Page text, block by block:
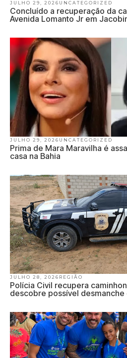
JULHO 29, 2026 UNCATEGORIZED
Concluído a recuperação da
Avenida Lomanto Jr em
JULHO 29, 2026 UNCATEGORIZED
Prima de Mara Maravilha é
casa na Bahia
JULHO 28, 2026 REGIÃO
Polícia Civil recupera
descobre possível